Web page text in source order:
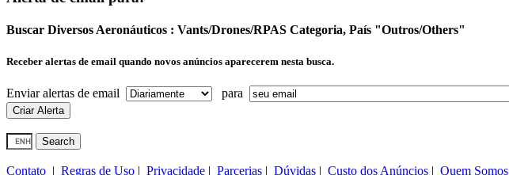
Buscar Diversos Aeronáuticos : Vants/Drones/RPAS Categoria, País "Outros/Others"
Receber alertas de email quando novos anúncios aparecerem nesta busca.
Enviar alertas de email para
Contato | Regras de Uso | Privacidade | Parcerias | Dúvidas | Custo dos Anúncios | Quem Somos